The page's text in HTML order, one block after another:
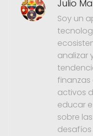
Julio
Soy un
analizar
finanzas
activos
educar
sobre